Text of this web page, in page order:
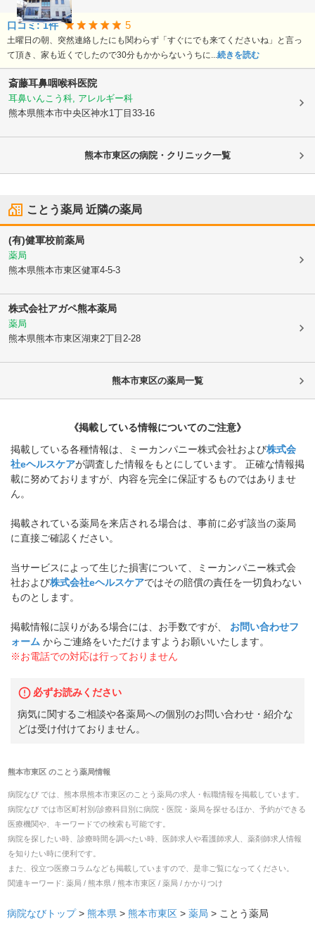
口コミ:1件 5
土曜日の朝、突然連絡したにも関わらず「すぐにでも来てくださいね」と言っ
て頂き、家も近くでしたので30分もかからないうちに...続きを読む
斎藤耳鼻咽喉科医院
耳鼻いんこう科, アレルギー科
熊本県熊本市中央区神水1丁目33-16
熊本市東区の病院・クリニック一覧
ことう薬局 近隣の薬局
(有)健軍校前薬局
薬局
熊本県熊本市東区健軍4-5-3
株式会社アガペ熊本薬局
薬局
熊本県熊本市東区湖東2丁目2-28
熊本市東区の薬局一覧
《掲載している情報についてのご注意》
掲載している各種情報は、ミーカンパニー株式会社および株式会
社eヘルスケアが調査した情報をもとにしています。 正確な情報掲
載に努めておりますが、内容を完全に保証するものではありませ
ん。
掲載されている薬局を来店される場合は、事前に必ず該当の薬局
に直接ご確認ください。
当サービスによって生じた損害について、ミーカンパニー株式会
社および株式会社eヘルスケアではその賠償の責任を一切負わない
ものとします。
掲載情報に誤りがある場合には、お手数ですが、
お問い合わせフ
ォーム からご連絡をいただけますようお願いいたします。
※お電話での対応は行っておりません
必ずお読みください
病気に関するご相談や各薬局への個別のお問い合わせ・紹介な
どは受け付けておりません。
熊本市東区のことう薬局情報
病院なび では、 熊本県熊本市東区のことう薬局の求人・転職情報を掲載しています。
病院なび では市区町村別/診療科目別に病院・医院・薬局を探せるほか、予約ができる
医療機関や、キーワードでの検索も可能です。
病院を探したい時、診療時間を調べたい時、医師求人や看護師求人、薬剤師求人情報
を知りたい時に便利です。
また、役立つ医療コラムなども掲載していますので、是非ご覧になってください。
関連キーワード: 薬局 / 熊本県 / 熊本市東区 / 薬局 / かかりつけ
病院なびトップ > 熊本県 > 熊本市東区 > 薬局 > ことう薬局